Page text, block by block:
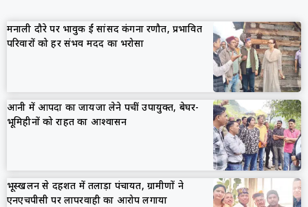
मनाली दौरे पर भावुक हुईं सांसद कंगना रणौत, प्रभावित
परिवारों को हर संभव मदद का भरोसा
आनी में आपदा का जायजा लेने पहुंचीं उपायुक्त, बेघर-
भूमिहीनों को राहत का आश्वासन
भूस्खलन से दहशत में तलाड़ा पंचायत, ग्रामीणों ने
एनएचपीसी पर लापरवाही का आरोप लगाया